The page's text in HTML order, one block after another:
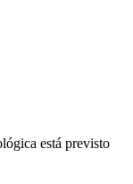
está previsto